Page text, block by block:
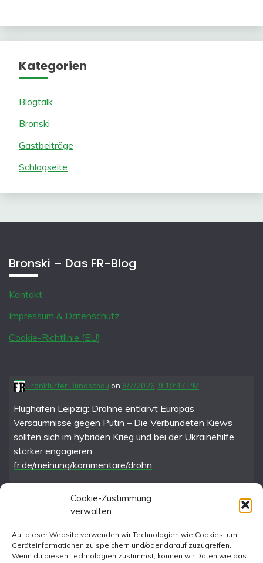
Cookie-Zustimmung
verwalten
Auf dieser Website verwenden wir Technologien wie Cookies, um
Geräteinformationen zu speichern und/oder darauf zuzugreifen.
Wenn du diesen Technologien zustimmst, können wir Daten wie das
Kategorien
Blogtalk
Bronski
Gastbeiträge
Schlagseite
Bronski – Das FR-Blog
Kontakt
Impressum & Datenschutz
Cookie-Richtlinie (EU)
Frankfurter Rundschau on 8/7/2026, 9:19:47 PM
Flughafen Leipzig: Drohne entlarvt Europas
Versäumnisse gegen Putin – Die Verbündeten Kiews
sollten sich im hybriden Krieg und bei der Ukrainehilfe
stärker engagieren.
fr.de/meinung/kommentare/drohn
Instagram